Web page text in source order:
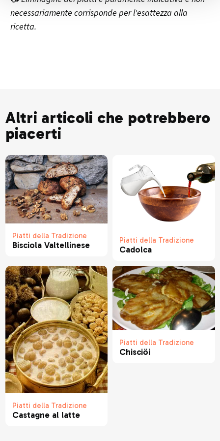
necessariamente corrisponde per l'esattezza alla
ricetta.
Altri articoli che potrebbero
piacerti
Piatti della Tradizione
Bisciola Valtellinese
Piatti della Tradizione
Cadolca
Piatti della Tradizione
Castagne al latte
Piatti della Tradizione
Chisciöi